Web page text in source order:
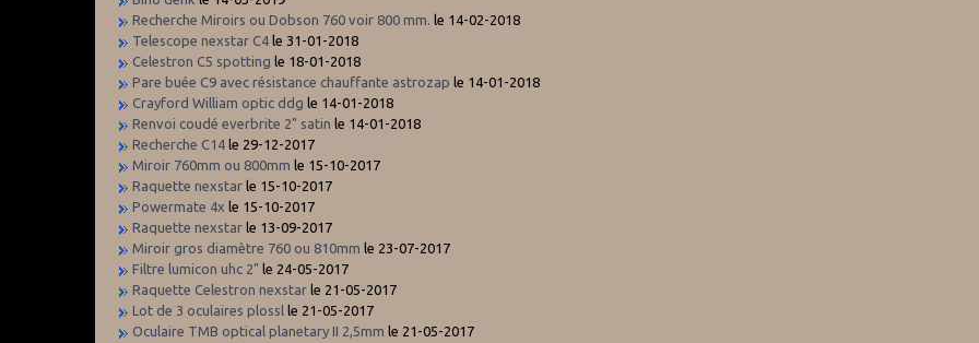
Recherche Miroirs ou Dobson 760 voir 800 mm. le 14-02-2018
Telescope nexstar C4 le 31-01-2018
Celestron C5 spotting le 18-01-2018
Pare buée C9 avec résistance chauffante astrozap le 14-01-2018
Crayford William optic ddg le 14-01-2018
Renvoi coudé everbrite 2" satin le 14-01-2018
Recherche C14 le 29-12-2017
Miroir 760mm ou 800mm le 15-10-2017
Raquette nexstar le 15-10-2017
Powermate 4x le 15-10-2017
Raquette nexstar le 13-09-2017
Miroir gros diamètre 760 ou 810mm le 23-07-2017
Filtre lumicon uhc 2" le 24-05-2017
Raquette Celestron nexstar le 21-05-2017
Lot de 3 oculaires plossl le 21-05-2017
Oculaire TMB optical planetary II 2,5mm le 21-05-2017